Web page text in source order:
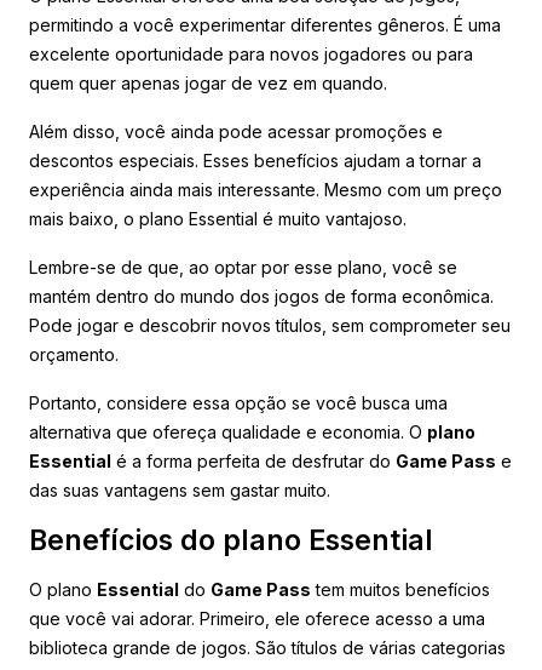
permitindo a você experimentar diferentes gêneros. É uma
excelente oportunidade para novos jogadores ou para
quem quer apenas jogar de vez em quando.
Além disso, você ainda pode acessar promoções e
descontos especiais. Esses benefícios ajudam a tornar a
experiência ainda mais interessante. Mesmo com um preço
mais baixo, o plano Essential é muito vantajoso.
Lembre-se de que, ao optar por esse plano, você se
mantém dentro do mundo dos jogos de forma econômica.
Pode jogar e descobrir novos títulos, sem comprometer seu
orçamento.
Portanto, considere essa opção se você busca uma
alternativa que ofereça qualidade e economia. O plano
Essential é a forma perfeita de desfrutar do Game Pass e
das suas vantagens sem gastar muito.
Benefícios do plano Essential
O plano Essential do Game Pass tem muitos benefícios
que você vai adorar. Primeiro, ele oferece acesso a uma
biblioteca grande de jogos. São títulos de várias categorias